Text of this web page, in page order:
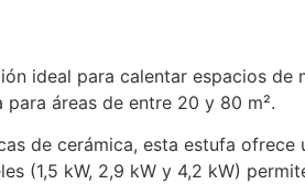
ideal para calentar espacios de
áreas de entre 20 y 80 m².
de cerámica, esta estufa
(1,5 kW, 2,9 kW y 4,2 kW)